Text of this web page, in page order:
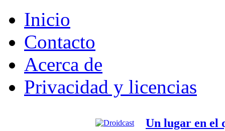
Inicio
Contacto
Acerca de
Privacidad y licencias
Un lugar en el